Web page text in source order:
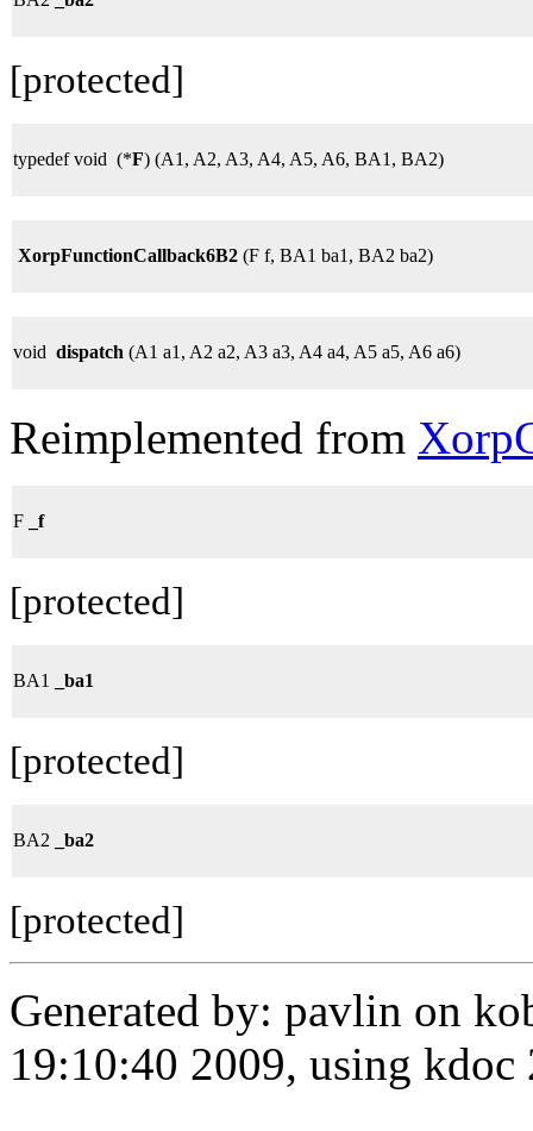
[protected]
typedef void (*F) (A1, A2, A3, A4, A5, A6, BA1, BA2)
XorpFunctionCallback6B2 (F f, BA1 ba1, BA2 ba2)
void dispatch (A1 a1, A2 a2, A3 a3, A4 a4, A5 a5, A6 a6)
Reimplemented from
F _f
[protected]
BA1 _ba1
[protected]
BA2 _ba2
[protected]
Generated by: pavlin on
19:10:40 2009, using kdoc